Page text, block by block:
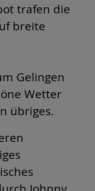
trafen die
breite
Gelingen
Wetter
übriges.